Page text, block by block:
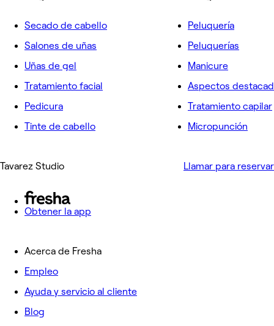
Secado de cabello
Salones de uñas
Uñas de gel
Tratamiento facial
Pedicura
Tinte de cabello
Peluquería
Peluquerías
Manicure
Aspectos
Tratamiento capilar
Micropunción
Tavarez Studio Llamar para reservar
Obtener la app
Acerca de Fresha
Empleo
Ayuda y servicio al cliente
Blog